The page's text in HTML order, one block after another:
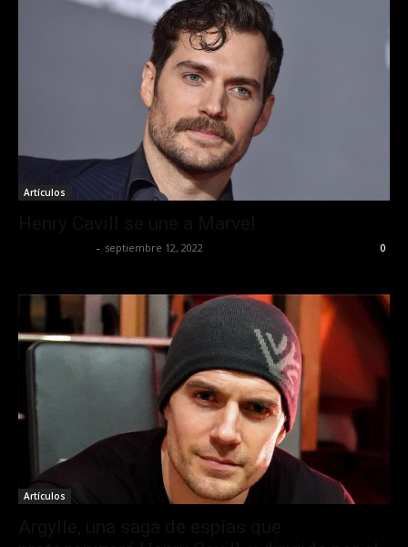
Artículos
- septiembre 12, 2022 0
Artículos